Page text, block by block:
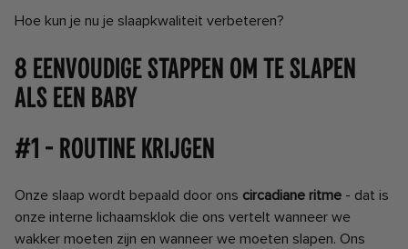
Hoe kun je nu je slaapkwaliteit verbeteren?
8 eenvoudige stappen om te slapen
als een baby
#1 - Routine krijgen
Onze slaap wordt bepaald door ons circadiane ritme - dat is
onze interne lichaamsklok die ons vertelt wanneer we
wakker moeten zijn en wanneer we moeten slapen. Ons